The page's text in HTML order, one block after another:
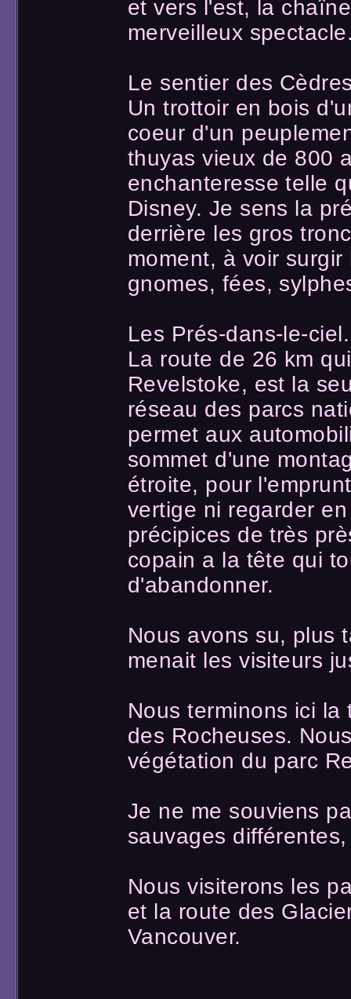
et vers l'est, la
merveilleux
Le sentier des
Un trottoir en bois
coeur d'un
thuyas vieux de 800
enchanteresse telle
Disney. Je sens la
derrière les gros
moment, à voir
gnomes, fées,
Les Prés-dans-le-ciel.
La route de 26 km
Revelstoke, est la
réseau des parcs
permet aux
sommet d'une
étroite, pour
vertige ni regarder
précipices de très
copain a la tête qui
d'abandonner.
Nous avons su, plus
menait les visiteurs
Nous terminons ici
des Rocheuses.
végétation du parc
Je ne me souviens
sauvages
Nous visiterons les
et la route des
Vancouver.